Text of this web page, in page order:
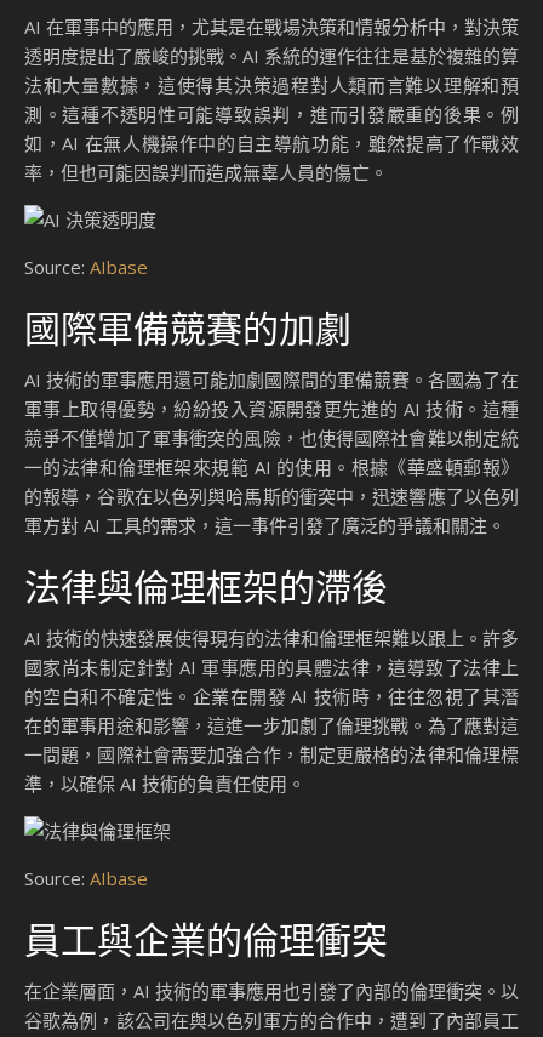
AI 在軍事中的應用，尤其是在戰場決策和情報分析中，對決策
透明度提出了嚴峻的挑戰。AI 系統的運作往往是基於複雜的算
法和大量數據，這使得其決策過程對人類而言難以理解和預
測。這種不透明性可能導致誤判，進而引發嚴重的後果。例
如，AI 在無人機操作中的自主導航功能，雖然提高了作戰效
率，但也可能因誤判而造成無辜人員的傷亡。
Source: AIbase
國際軍備競賽的加劇
AI 技術的軍事應用還可能加劇國際間的軍備競賽。各國為了在
軍事上取得優勢，紛紛投入資源開發更先進的 AI 技術。這種
競爭不僅增加了軍事衝突的風險，也使得國際社會難以制定統
一的法律和倫理框架來規範 AI 的使用。根據《華盛頓郵報》
的報導，谷歌在以色列與哈馬斯的衝突中，迅速響應了以色列
軍方對 AI 工具的需求，這一事件引發了廣泛的爭議和關注。
法律與倫理框架的滯後
AI 技術的快速發展使得現有的法律和倫理框架難以跟上。許多
國家尚未制定針對 AI 軍事應用的具體法律，這導致了法律上
的空白和不確定性。企業在開發 AI 技術時，往往忽視了其潛
在的軍事用途和影響，這進一步加劇了倫理挑戰。為了應對這
一問題，國際社會需要加強合作，制定更嚴格的法律和倫理標
準，以確保 AI 技術的負責任使用。
Source: AIbase
員工與企業的倫理衝突
在企業層面，AI 技術的軍事應用也引發了內部的倫理衝突。以
谷歌為例，該公司在與以色列軍方的合作中，遭到了內部員工